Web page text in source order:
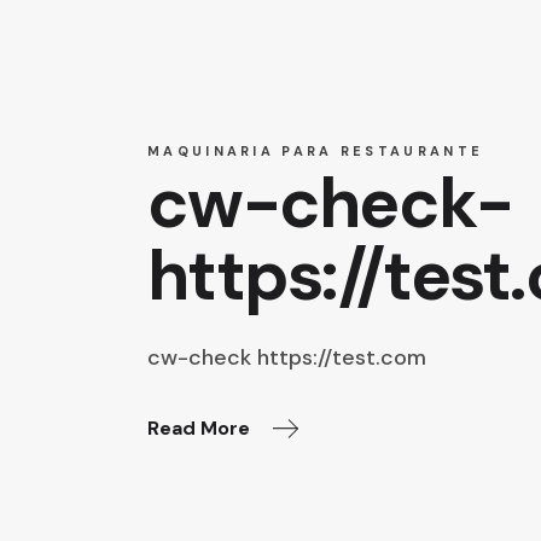
MAQUINARIA PARA RESTAURANTE
cw-check-
https://
cw-check https://test.com
Read More